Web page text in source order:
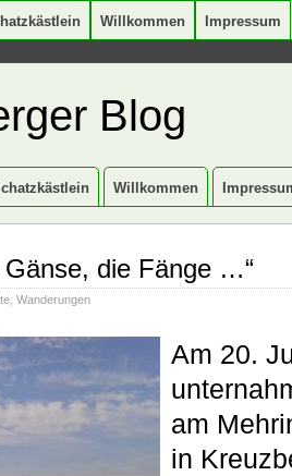
Willkommen Impressum
Blog
Willkommen
Gänse, die Fänge …“
Wanderungen
Am 20.
am
in